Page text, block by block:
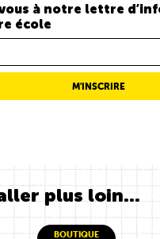
à notre lettre
école
M'INSCRIRE
plus loin...
BOUTIQUE